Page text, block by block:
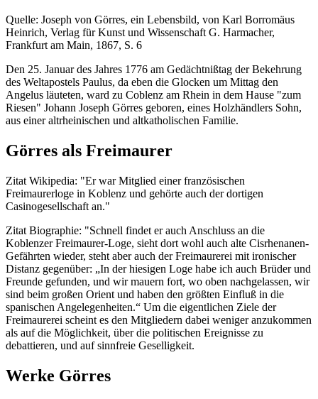
Quelle: Joseph von Görres, ein Lebensbild, von Karl Borromäus
Heinrich, Verlag für Kunst und Wissenschaft G. Harmacher,
Frankfurt am Main, 1867, S. 6
Den 25. Januar des Jahres 1776 am Gedächtnißtag der Bekehrung
des Weltapostels Paulus, da eben die Glocken um Mittag den
Angelus läuteten, ward zu Coblenz am Rhein in dem Hause "zum
Riesen" Johann Joseph Görres geboren, eines Holzhändlers Sohn,
aus einer altrheinischen und altkatholischen Familie.
Görres als Freimaurer
Zitat Wikipedia: "Er war Mitglied einer französischen
Freimaurerloge in Koblenz und gehörte auch der dortigen
Casinogesellschaft an."
Zitat Biographie: "Schnell findet er auch Anschluss an die
Koblenzer Freimaurer-Loge, sieht dort wohl auch alte Cisrhenanen-
Gefährten wieder, steht aber auch der Freimaurerei mit ironischer
Distanz gegenüber: „In der hiesigen Loge habe ich auch Brüder und
Freunde gefunden, und wir mauern fort, wo oben nachgelassen, wir
sind beim großen Orient und haben den größten Einfluß in die
spanischen Angelegenheiten.“ Um die eigentlichen Ziele der
Freimaurerei scheint es den Mitgliedern dabei weniger anzukommen
als auf die Möglichkeit, über die politischen Ereignisse zu
debattieren, und auf sinnfreie Geselligkeit.
Werke Görres